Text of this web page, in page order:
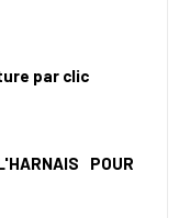
par clic
POUR